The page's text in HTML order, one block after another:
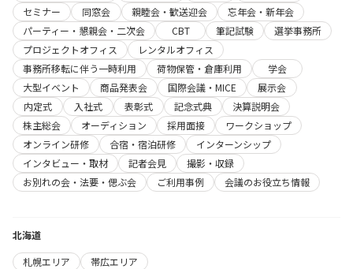
セミナー
同窓会 親睦会・歓送迎会
忘年会・新年会
パーティー・懇親会・二次会
CBT 筆記試験
選挙事務所
プロジェクトオフィス
レンタルオフィス
事務所移転に伴う一時利用
荷物保管・倉庫利用
学会
大型イベント
商品発表会 国際会議・MICE
展示会
内定式
入社式 表彰式 記念式典
決算説明会
株主総会
オーディション 採用面接
ワークショップ
オンライン研修
合宿・宿泊研修
インターンシップ
インタビュー・取材
記者会見
撮影・収録
お別れの会・法要・偲ぶ会
ご利用事例 会議のお役立ち情報
北海道
札幌エリア
帯広エリア